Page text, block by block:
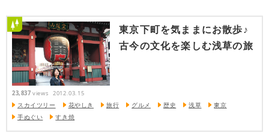
東京下町を気ままにお散歩♪
古今の文化を楽しむ浅草の旅
23,837 views 2012.03.15
スカイツリー 花やしき 旅行 グルメ 歴史 浅草
東京
手ぬぐい
すき焼